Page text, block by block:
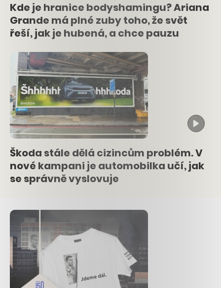
Kde je hranice bodyshamingu? Ariana
Grande má plné zuby toho, že svět
řeší, jak je hubená, a chce pauzu
Škoda stále dělá cizincům problém. V
nové kampani je automobilka učí, jak
se správně vyslovuje